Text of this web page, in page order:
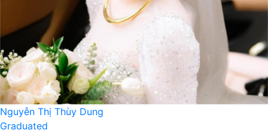
Nguyễn Thị Thùy Dung
Graduated